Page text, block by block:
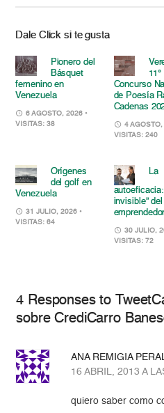
Dale Click si te gusta
Pionero del
Básquet
femenino en
Venezuela
6 AGOSTO, 2026 •
VISITAS: 38
11°
Concurso
de Poesía
Cadenas
4
VISITAS: 240
Orígenes
del golf en
Venezuela
31 JULIO, 2026 •
VISITAS: 64
La
invisible” del
30 JULIO,
VISITAS: 72
4 Responses to
sobre CrediCarro
ANA REMIGIA
16 ABRIL, 2013 A
quiero saber como